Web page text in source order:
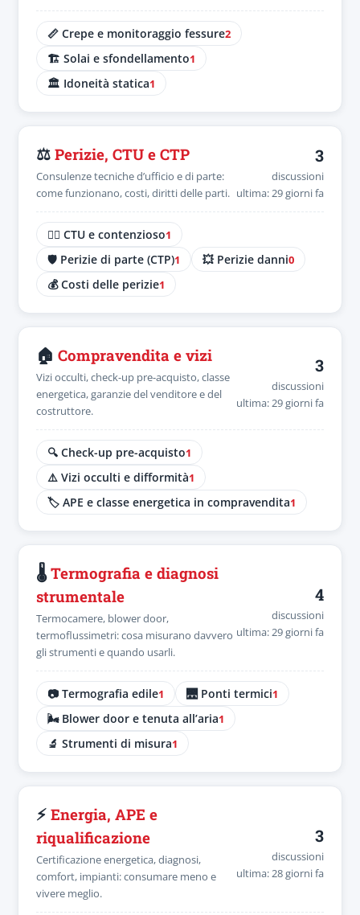
📏 Crepe e monitoraggio fessure2
🏗️ Solai e sfondellamento1
🏛️ Idoneità statica1
⚖️ Perizie, CTU e CTP
Consulenze tecniche d’ufficio e di parte:
come funzionano, costi, diritti delle parti.
3
discussioni
ultima: 29 giorni fa
🧑‍⚖️ CTU e contenzioso1
🛡️ Perizie di parte (CTP)1 💥 Perizie danni0
💰 Costi delle perizie1
🏠 Compravendita e vizi
Vizi occulti, check-up pre-acquisto, classe
energetica, garanzie del venditore e del
costruttore.
3
discussioni
ultima: 29 giorni fa
🔍 Check-up pre-acquisto1
⚠️ Vizi occulti e difformità1
🏷️ APE e classe energetica in compravendita1
🌡️ Termografia e diagnosi
strumentale
Termocamere, blower door,
termoflussimetri: cosa misurano davvero
gli strumenti e quando usarli.
4
discussioni
ultima: 29 giorni fa
📷 Termografia edile1 🌉 Ponti termici1
🌬️ Blower door e tenuta all’aria1
🔬 Strumenti di misura1
⚡ Energia, APE e
riqualificazione
Certificazione energetica, diagnosi,
comfort, impianti: consumare meno e
vivere meglio.
3
discussioni
ultima: 28 giorni fa